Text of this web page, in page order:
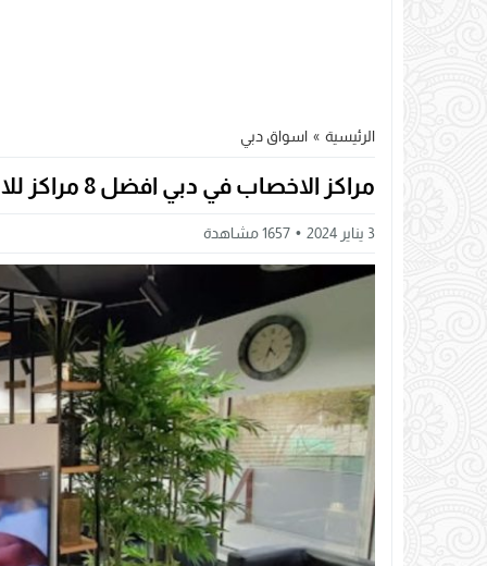
الرئيسية » اسواق دبي
مراكز الاخصاب في دبي افضل 8 مراكز للاخصاب وأطفال الأنابيب في دبي
3 يناير 2024 1657مشاهدة